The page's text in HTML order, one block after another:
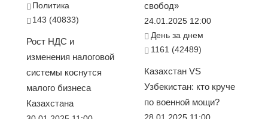
Политика
143 (40833)
Рост НДС и
изменения налоговой
системы коснутся
малого бизнеса
Казахстана
свобод»
24.01.2025 12:00
День за днем
1161 (42489)
Казахстан VS
Узбекистан: кто круче
по военной мощи?